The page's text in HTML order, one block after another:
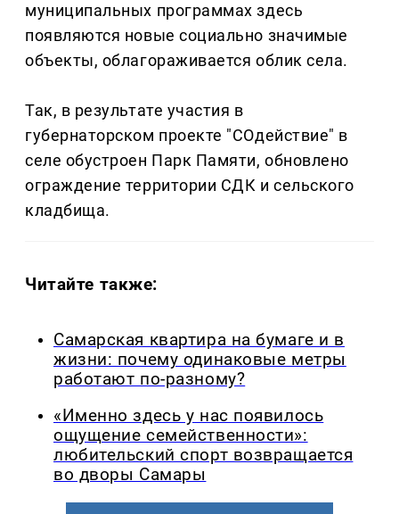
муниципальных программах здесь
появляются новые социально значимые
объекты, облагораживается облик села.
Так, в результате участия в
губернаторском проекте "СОдействие" в
селе обустроен Парк Памяти, обновлено
ограждение территории СДК и сельского
кладбища.
Читайте также:
Самарская квартира на бумаге и в
жизни: почему одинаковые метры
работают по-разному?
«Именно здесь у нас появилось
ощущение семейственности»:
любительский спорт возвращается
во дворы Самары